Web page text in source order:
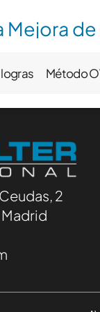
Mejora
Método
2
Madrid